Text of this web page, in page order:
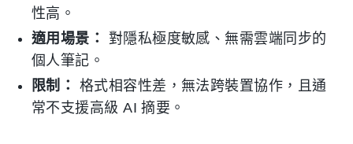
性高。
適用場景：
對隱私極度敏感、無需雲端同步的
個人筆記。
限制：
格式相容性差，無法跨裝置協作，且通
常不支援高級 AI 摘要。